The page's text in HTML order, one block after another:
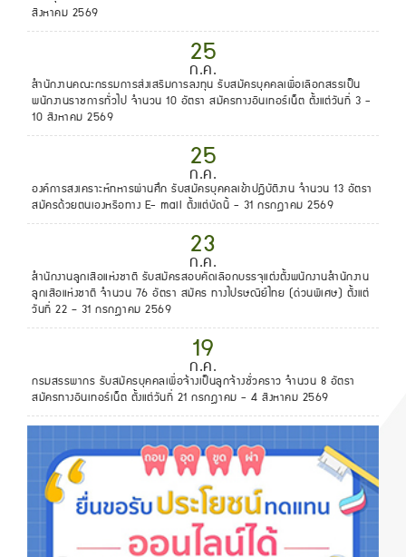
สิงหาคม 2569
25
ก.ค.
สำนักงานคณะกรรมการส่งเสริมการลงทุน รับสมัครบุคคลเพื่อเลือกสรรเป็น
พนักงานราชการทั่วไป จำนวน 10 อัตรา สมัครทางอินเทอร์เน็ต ตั้งแต่วันที่ 3 -
10 สิงหาคม 2569
25
ก.ค.
องค์การสงเคราะห์ทหารผ่านศึก รับสมัครบุคคลเข้าปฏิบัติงาน จำนวน 13 อัตรา
สมัครด้วยตนเองหรือทาง E- mail ตั้งแต่บัดนี้ - 31 กรกฎาคม 2569
23
ก.ค.
สํานักงานลูกเสือแห่งชาติ รับสมัครสอบคัดเลือกบรรจุแต่งตั้งพนักงานสํานักงาน
ลูกเสือแห่งชาติ จำนวน 76 อัตรา สมัคร ทางไปรษณีย์ไทย (ด่วนพิเศษ) ตั้งแต่
วันที่ 22 – 31 กรกฎาคม 2569
19
ก.ค.
กรมสรรพากร รับสมัครบุคคลเพื่อจ้างเป็นลูกจ้างชั่วคราว จำนวน 8 อัตรา
สมัครทางอินเทอร์เน็ต ตั้งแต่วันที่ 21 กรกฎาคม - 4 สิงหาคม 2569